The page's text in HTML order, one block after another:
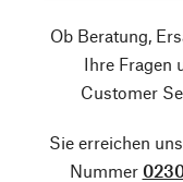
Ob Beratung,
Ihre Fragen
Customer
Sie erreichen
Nummer